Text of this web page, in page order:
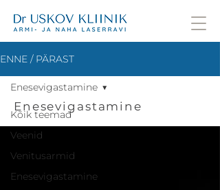
ENNE / PÄRAST
Kõik teemad
Veenid
Venitusarmid
Enesevigastamine
Enesevigastamine
Enesevigastamine